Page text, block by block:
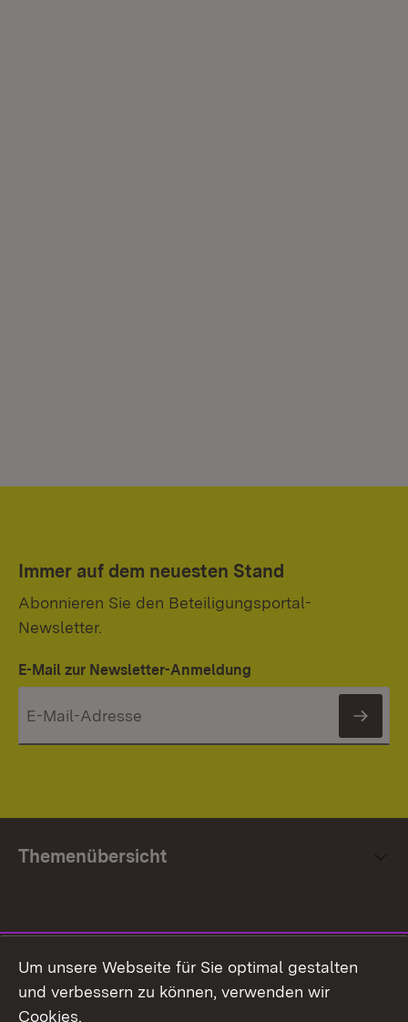
Immer auf dem neuesten Stand
Abonnieren Sie den Beteiligungsportal-
Newsletter.
E-Mail zur Newsletter-Anmeldung
Themenübersicht
Facebook
Um unsere Webseite für Sie optimal gestalten
und verbessern zu können, verwenden wir
Cookies.